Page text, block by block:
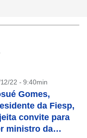
22 - 9:40min
Gomes,
da Fiesp,
convite para
ministro da